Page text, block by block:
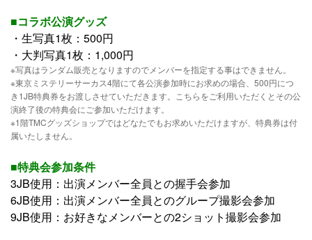
■コラボ公演グッズ
・生写真1枚：500円
・大判写真1枚：1,000円
※写真はランダム販売となりますのでメンバーを指定する事はできません。
※東京ミステリーサーカス4階にて各公演参加時にお求めの場合、500円につ
き1JB特典券をお渡しさせていただきます。こちらをご利用いただくとその公
演終了後の特典会にご参加いただけます。
※1階TMCグッズショップではどなたでもお求めいただけますが、特典券は付
属いたしません。
■特典会参加条件
3JB使用：出演メンバー全員との握手会参加
6JB使用：出演メンバー全員とのグループ撮影会参加
9JB使用：お好きなメンバーとの2ショット撮影会参加